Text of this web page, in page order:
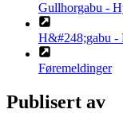
Gullhorgabu -
H&#248;gabu -
Føremeldinger
Publisert av